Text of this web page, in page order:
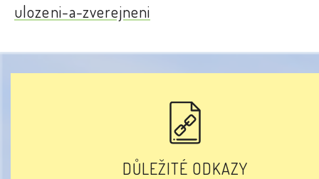
ulozeni-a-zverejneni
DŮLEŽITÉ ODKAZY